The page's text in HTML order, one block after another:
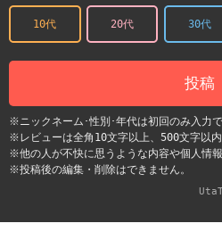
10代 20代 30代
投稿
※ニックネーム･性別･年代は初回のみ入力で
※レビューは全角10文字以上、500文字以内
※他の人が不快に思うような内容や個人情
※投稿後の編集・削除はできません。